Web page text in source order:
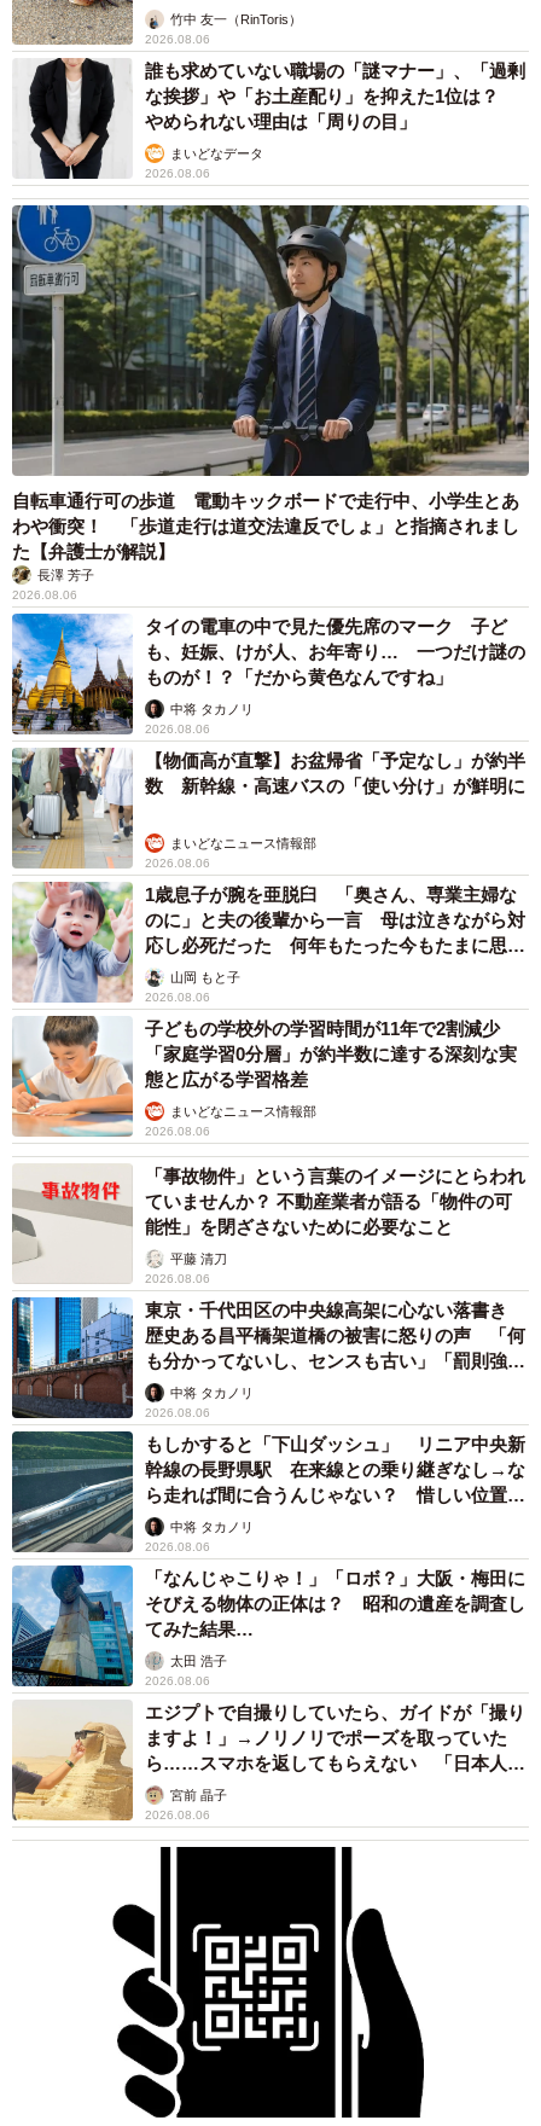
コーヒーゼリーのぜんざい、スイーツや軽食も充実している
新宿という土地柄、なかなか栽培する場所を見つけるの
は大変だという。この壮大なプランを実現するため、力を
貸してくれる地元の協力者が現れることを願ってやまな
い。新宿栽培、新宿焙煎、そんな幻のコーヒーをいつか味
わってみたいものだ。
◆「但馬屋珈琲店」公式HP https://tajimaya-
coffeeten.com
7/7
棚には彩り豊かなコーヒーカップが並んでいる
竹中 友一（RinToris）
2026.08.06
誰も求めていない職場の「謎マナー」、「過剰
な挨拶」や「お土産配り」を抑えた1位は？
やめられない理由は「周りの目」
まいどなデータ
2026.08.06
自転車通行可の歩道 電動キックボードで走行中、小学生とあ
わや衝突！ 「歩道走行は道交法違反でしょ」と指摘されまし
た【弁護士が解説】
長澤 芳子
2026.08.06
タイの電車の中で見た優先席のマーク 子ど
も、妊娠、けが人、お年寄り… 一つだけ謎の
ものが！？「だから黄色なんですね」
中将 タカノリ
2026.08.06
【物価高が直撃】お盆帰省「予定なし」が約半
数 新幹線・高速バスの「使い分け」が鮮明に
まいどなニュース情報部
2026.08.06
1歳息子が腕を亜脱臼 「奥さん、専業主婦な
のに」と夫の後輩から一言 母は泣きながら対
応し必死だった 何年もたった今もたまに思い
出し…山岡 もと子
2026.08.06
子どもの学校外の学習時間が11年で2割減少
「家庭学習0分層」が約半数に達する深刻な実
態と広がる学習格差
まいどなニュース情報部
2026.08.06
「事故物件」という言葉のイメージにとらわれ
ていませんか？ 不動産業者が語る「物件の可
能性」を閉ざさないために必要なこと
平藤 清刀
2026.08.06
東京・千代田区の中央線高架に心ない落書き
歴史ある昌平橋架道橋の被害に怒りの声 「何
も分かってないし、センスも古い」「罰則強化
して」中将 タカノリ
2026.08.06
もしかすると「下山ダッシュ」 リニア中央新
幹線の長野県駅 在来線との乗り継ぎなし→な
ら走れば間に合うんじゃない？ 惜しい位置関
係が反響
中将 タカノリ
2026.08.06
「なんじゃこりゃ！」「ロボ？」大阪・梅田に
そびえる物体の正体は？ 昭和の遺産を調査し
てみた結果…
太田 浩子
2026.08.06
エジプトで自撮りしていたら、ガイドが「撮り
ますよ！」→ノリノリでポーズを取っていた
ら……スマホを返してもらえない 「日本人は
カモ代表かも」「私は6時間で3万円払った」
宮前 晶子
2026.08.06